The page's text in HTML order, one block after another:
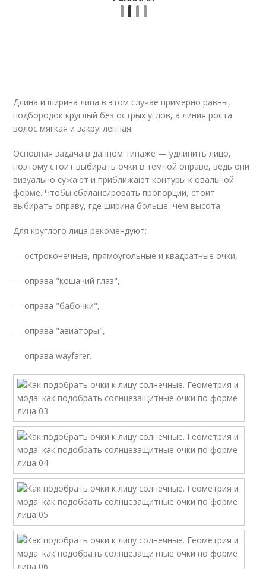
Длина и ширина лица в этом случае примерно равны,
подбородок круглый без острых углов, а линия роста
волос мягкая и закругленная.
Основная задача в данном типаже — удлинить лицо,
поэтому стоит выбирать очки в темной оправе, ведь они
визуально сужают и приближают контуры к овальной
форме. Чтобы сбалансировать пропорции, стоит
выбирать оправу, где ширина больше, чем высота.
Для круглого лица рекомендуют:
— остроконечные, прямоугольные и квадратные очки,
— оправа "кошачий глаз",
— оправа "бабочки",
— оправа "авиаторы",
— оправа wayfarer.